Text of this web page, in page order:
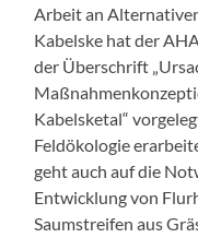
Arbeit an
Kabelske hat der
der Überschrift
Kabelsketal“
Feldökologie
geht auch auf die
Entwicklung von
Saumstreifen aus